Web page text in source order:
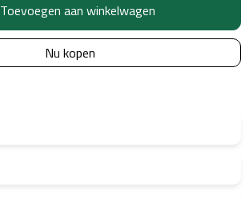
Toevoegen aan winkelwagen
Nu kopen